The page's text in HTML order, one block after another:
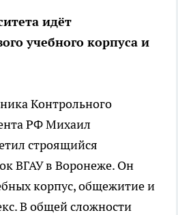
идёт
учебного корпуса и
Контрольного
РФ Михаил
строящийся
ВГАУ в Воронеже. Он
корпус, общежитие и
В общей сложности